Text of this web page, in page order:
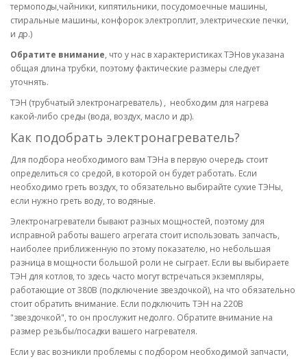
термоподы,чайники, кипятильники, посудомоечные машины,
стиральные машины, конфорок электроплит, электрические печки,
и др.)
Обратите внимание, что у нас в характеристиках ТЭНов указана
общая длина трубки, поэтому фактические размеры следует
уточнять.
ТЭН (трубчатый электронагреватель) , необходим для нагрева
какой-либо среды (вода, воздух, масло и др).
Как подобрать электронагреватель?
Для подбора необходимого вам ТЭНа в первую очередь стоит
определиться со средой, в которой он будет работать. Если
необходимо греть воздух, то обязательно выбирайте сухие ТЭНы,
если нужно греть воду, то водяные.
Электронагреватели бывают разных мощностей, поэтому для
исправной работы вашего агрегата стоит использовать запчасть,
наиболее приближенную по этому показателю, но небольшая
разница в мощности большой роли не сыграет. Если вы выбираете
ТЭН для котлов, то здесь часто могут встречаться экземпляры,
работающие от 380В (подключение звездочкой), на что обязательно
стоит обратить внимание. Если подключить ТЭН на 220В
"звездочкой", то он прослужит недолго. Обратите внимание на
размер резьбы/посадки вашего нагревателя.
Если у вас возникли проблемы с подбором необходимой запчасти,